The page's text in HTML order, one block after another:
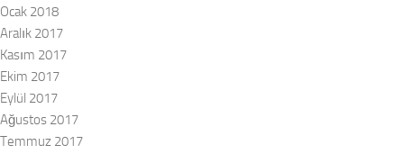
Ocak 2018
Aralık 2017
Kasım 2017
Ekim 2017
Eylül 2017
Ağustos 2017
Temmuz 2017